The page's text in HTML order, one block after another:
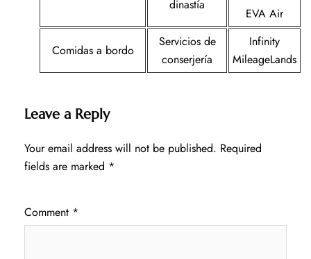
dinastía
EVA Air
Comidas a bordo
Servicios de
conserjería
Infinity
MileageLands
Leave a Reply
Your email address will not be published. Required
fields are marked *
Comment *